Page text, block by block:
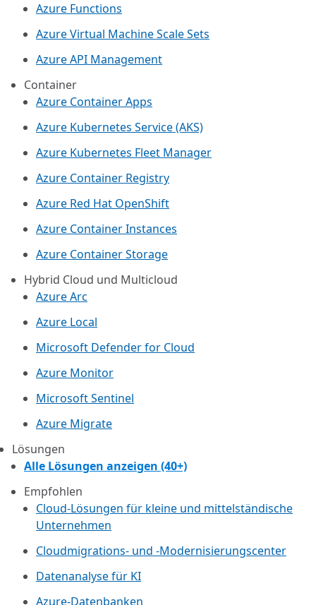
Azure Functions
Azure Virtual Machine Scale Sets
Azure API Management
Container
Azure Container Apps
Azure Kubernetes Service (AKS)
Azure Kubernetes Fleet Manager
Azure Container Registry
Azure Red Hat OpenShift
Azure Container Instances​
Azure Container Storage
Hybrid Cloud und Multicloud
Azure Arc​
Azure Local
Microsoft Defender for Cloud
Azure Monitor
Microsoft Sentinel
Azure Migrate
Lösungen
Alle Lösungen anzeigen (40+)
Empfohlen
Cloud-Lösungen für kleine und mittelständische
Unternehmen
Cloudmigrations- und -Modernisierungscenter
Datenanalyse für KI
Azure-Datenbanken